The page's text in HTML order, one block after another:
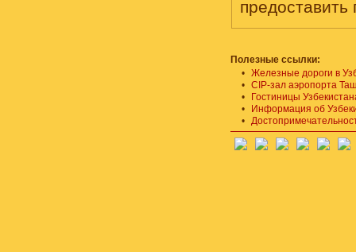
Полезные ссылки:
• Железные дороги в
• СIP-зал аэропорта
•
Гостиницы
•
Информация об
•